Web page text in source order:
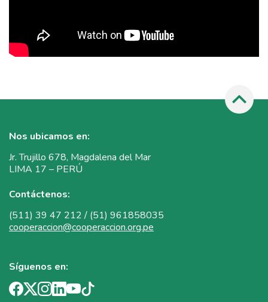
Nos ubicamos en:
Jr. Trujillo 678, Magdalena del Mar
LIMA 17 – PERÚ
Contáctenos:
(511) 39 47 212 / (51) 961858035
cooperaccion@cooperaccion.org.pe
Síguenos en: